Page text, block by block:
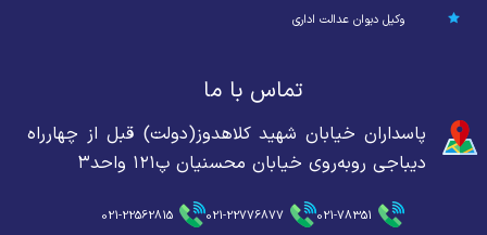
وکیل دیوان عدالت اداری
تماس با ما
پاسداران خیابان شهید کلاهدوز(دولت) قبل از چهارراه
دیباجی روبه‌روی خیابان محسنیان پ۱۲۱ واحد۳
021-78351
021-22776877
021-22562815